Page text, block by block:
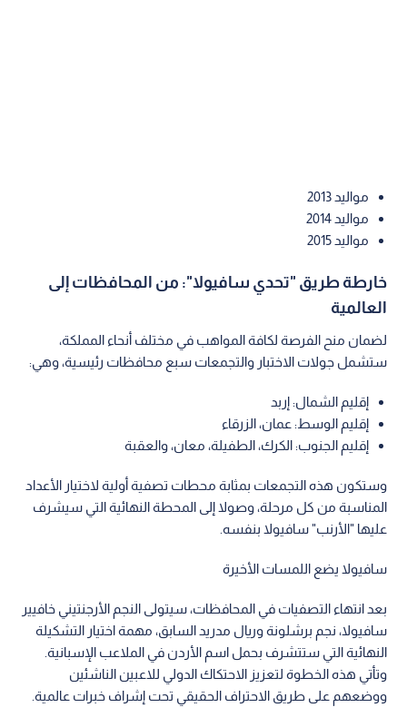
مواليد 2013
مواليد 2014
مواليد 2015
خارطة طريق "تحدي سافيولا": من المحافظات إلى
العالمية
لضمان منح الفرصة لكافة المواهب في مختلف أنحاء المملكة،
ستشمل جولات الاختبار والتجمعات سبع محافظات رئيسية، وهي:
إقليم الشمال: إربد
إقليم الوسط: عمان، الزرقاء
إقليم الجنوب: الكرك، الطفيلة، معان، والعقبة
وستكون هذه التجمعات بمثابة محطات تصفية أولية لاختيار الأعداد
المناسبة من كل مرحلة، وصولا إلى المحطة النهائية التي سيشرف
عليها "الأرنب" سافيولا بنفسه.
سافيولا يضع اللمسات الأخيرة
بعد انتهاء التصفيات في المحافظات، سيتولى النجم الأرجنتيني خافيير
سافيولا، نجم برشلونة وريال مدريد السابق، مهمة اختيار التشكيلة
النهائية التي ستتشرف بحمل اسم الأردن في الملاعب الإسبانية.
وتأتي هذه الخطوة لتعزيز الاحتكاك الدولي للاعبين الناشئين
ووضعهم على طريق الاحتراف الحقيقي تحت إشراف خبرات عالمية.